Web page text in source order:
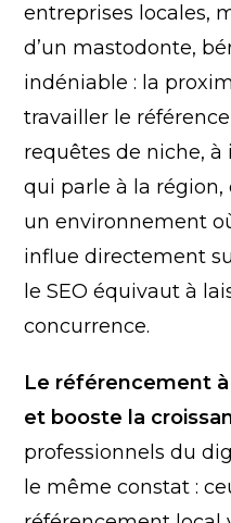
entreprises locales,
d’un mastodonte,
indéniable : la
travailler le
requêtes de niche,
qui parle à la région,
un environnement
influe directement
le SEO équivaut à
concurrence.
Le référencement
et booste la
professionnels du
le même constat :